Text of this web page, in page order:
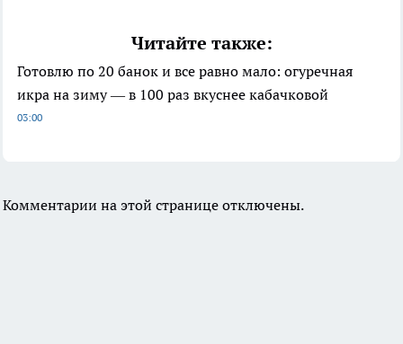
Читайте также:
Готовлю по 20 банок и все равно мало: огуречная
икра на зиму — в 100 раз вкуснее кабачковой
03:00
Комментарии на этой странице отключены.